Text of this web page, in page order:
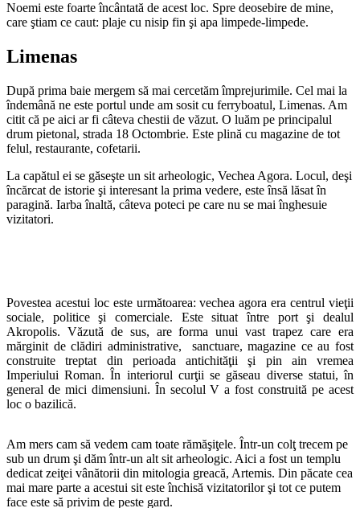
Noemi este foarte încântată de acest loc. Spre deosebire de mine,
care ştiam ce caut: plaje cu nisip fin şi apa limpede-limpede.
Limenas
După prima baie mergem să mai cercetăm împrejurimile. Cel mai la
îndemână ne este portul unde am sosit cu ferryboatul, Limenas. Am
citit că pe aici ar fi câteva chestii de văzut. O luăm pe principalul
drum pietonal, strada 18 Octombrie. Este plină cu magazine de tot
felul, restaurante, cofetarii.
La capătul ei se găseşte un sit arheologic, Vechea Agora. Locul, deşi
încărcat de istorie şi interesant la prima vedere, este însă lăsat în
paragină. Iarba înaltă, câteva poteci pe care nu se mai înghesuie
vizitatori.
Povestea acestui loc este următoarea: vechea agora era centrul vieţii
sociale, politice şi comerciale. Este situat între port şi dealul
Akropolis. Văzută de sus, are forma unui vast trapez care era
mărginit de clădiri administrative, sanctuare, magazine ce au fost
construite treptat din perioada antichităţii şi pin ain vremea
Imperiului Roman. În interiorul curţii se găseau diverse statui, în
general de mici dimensiuni. În secolul V a fost construită pe acest
loc o bazilică.
Am mers cam să vedem cam toate rămăşiţele. Într-un colţ trecem pe
sub un drum şi dăm într-un alt sit arheologic. Aici a fost un templu
dedicat zeiţei vânătorii din mitologia greacă, Artemis. Din păcate cea
mai mare parte a acestui sit este închisă vizitatorilor şi tot ce putem
face este să privim de peste gard.